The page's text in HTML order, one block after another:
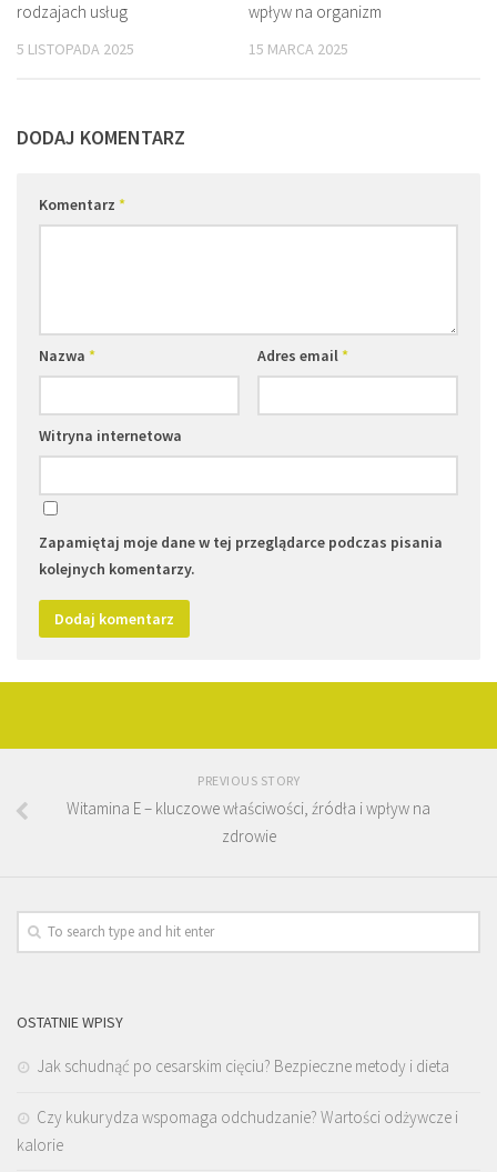
rodzajach usług
5 LISTOPADA 2025
wpływ na organizm
15 MARCA 2025
DODAJ KOMENTARZ
Komentarz *
Nazwa * Adres email*
Witryna internetowa
Zapamiętaj moje dane w tej przeglądarce podczas pisania
kolejnych komentarzy.
PREVIOUS STORY
Witamina E – kluczowe właściwości, źródła i wpływ na
zdrowie
OSTATNIE WPISY
Jak schudnąć po cesarskim cięciu? Bezpieczne metody i dieta
Czy kukurydza wspomaga odchudzanie? Wartości odżywcze i
kalorie